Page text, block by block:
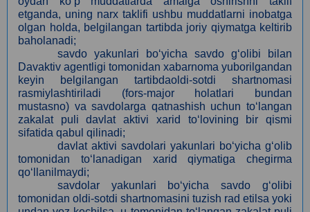
etganda, uning narx taklifi ushbu muddatlarni inobatga
olgan holda, belgilangan tartibda joriy qiymatga keltirib
baholanadi;
savdo yakunlari bo‘yicha savdo g‘olibi bilan
Davaktiv agentligi tomonidan xabarnoma yuborilgandan
keyin belgilangan tartibdaoldi-sotdi shartnomasi
rasmiylashtiriladi (fors-major holatlari bundan
mustasno) va savdolarga qatnashish uchun to‘langan
zakalat puli davlat aktivi xarid to‘lovining bir qismi
sifatida qabul qilinadi;
davlat aktivi savdolari yakunlari bo‘yicha g‘olib
tomonidan to‘lanadigan xarid qiymatiga chegirma
qo‘llanilmaydi;
savdolar yakunlari bo‘yicha savdo g‘olibi
tomonidan oldi-sotdi shartnomasini tuzish rad etilsa yoki